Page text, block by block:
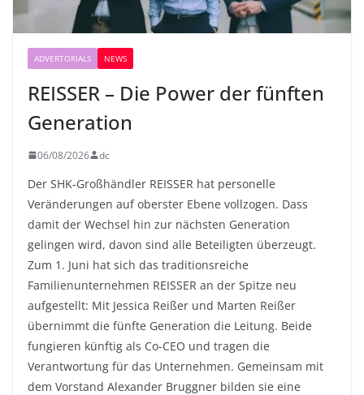
ADVERTORIALS NEWS
REISSER – Die Power der fünften
Generation
06/08/2026 dc
Der SHK-Großhändler REISSER hat personelle
Veränderungen auf oberster Ebene vollzogen. Dass
damit der Wechsel hin zur nächsten Generation
gelingen wird, davon sind alle Beteiligten überzeugt.
Zum 1. Juni hat sich das traditionsreiche
Familienunternehmen REISSER an der Spitze neu
aufgestellt: Mit Jessica Reißer und Marten Reißer
übernimmt die fünfte Generation die Leitung. Beide
fungieren künftig als Co-CEO und tragen die
Verantwortung für das Unternehmen. Gemeinsam mit
dem Vorstand Alexander Bruggner bilden sie eine